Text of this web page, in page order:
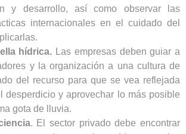
y desarrollo, así como observar las
internacionales en el cuidado del
hídrica. Las empresas deben guiar a
y la organización a una cultura de
del recurso para que se vea reflejada
desperdicio y aprovechar lo más posible
gota de lluvia.
. El sector privado debe encontrar